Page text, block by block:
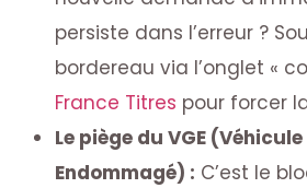
persiste dans l’erreur ?
bordereau via l’onglet «
France Titres pour forcer
Le piège du VGE
Endommagé) : C’est le